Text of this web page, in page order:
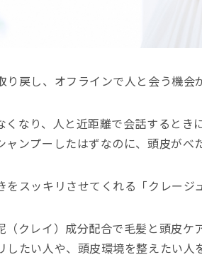
戻し、オフラインで人と会う機会
くなり、人と近距離で会話すると
ンプーしたはずなのに、頭皮がべ
スッキリさせてくれる「クレージ
（クレイ）成分配合で毛髪と頭皮
たい人や、頭皮環境を整えたい人